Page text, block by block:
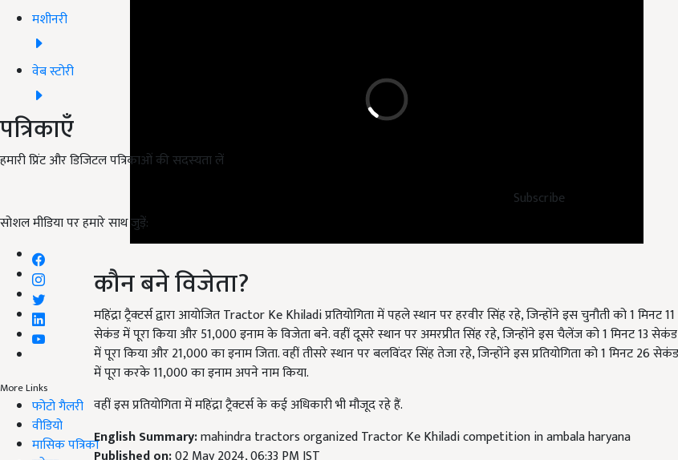
मशीनरी
वेब स्टोरी
पत्रिकाएँ
हमारी प्रिंट और डिजिटल पत्रिकाओं की सदस्यता लें
Subscribe
सोशल मीडिया पर हमारे साथ जुड़ें:
More Links
फोटो गैलरी
वीडियो
मासिक पत्रिका
कौन बने विजेता?
महिंद्रा ट्रैक्टर्स द्वारा आयोजित Tractor Ke Khiladi प्रतियोगिता में पहले स्थान पर हरवीर सिंह रहे, जिन्होंने इस चुनौती को 1 मिनट 11
सेकंड में पूरा किया और 51,000 इनाम के विजेता बने. वहीं दूसरे स्थान पर अमरप्रीत सिंह रहे, जिन्होंने इस चैलेंज को 1 मिनट 13 सेकंड
में पूरा किया और 21,000 का इनाम जिता. वहीं तीसरे स्थान पर बलविंदर सिंह तेजा रहे, जिन्होंने इस प्रतियोगिता को 1 मिनट 26 सेकंड
में पूरा करके 11,000 का इनाम अपने नाम किया.
वहीं इस प्रतियोगिता में महिंद्रा ट्रैक्टर्स के कई अधिकारी भी मौजूद रहे हैं.
English Summary:
mahindra tractors organized Tractor Ke Khiladi competition in ambala haryana
Published on:02 May 2024, 06:33 PM IST